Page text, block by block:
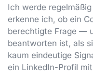
Ich werde
erkenne ich, ob ein
berechtigte Frage —
beantworten ist, als
kaum eindeutige
ein LinkedIn-Profil